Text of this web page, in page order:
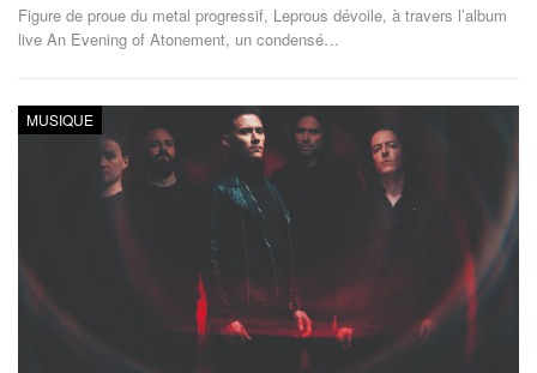
Figure de proue du metal progressif, Leprous dévoile, à travers l’album
live An Evening of Atonement, un condensé…
MUSIQUE